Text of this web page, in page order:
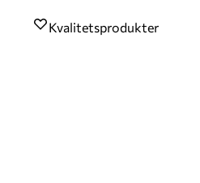
Kvalitetsprodukter